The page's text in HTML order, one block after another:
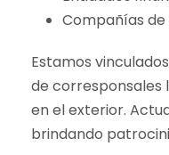
Compañías de
Estamos
de corresponsales
en el exterior.
brindando